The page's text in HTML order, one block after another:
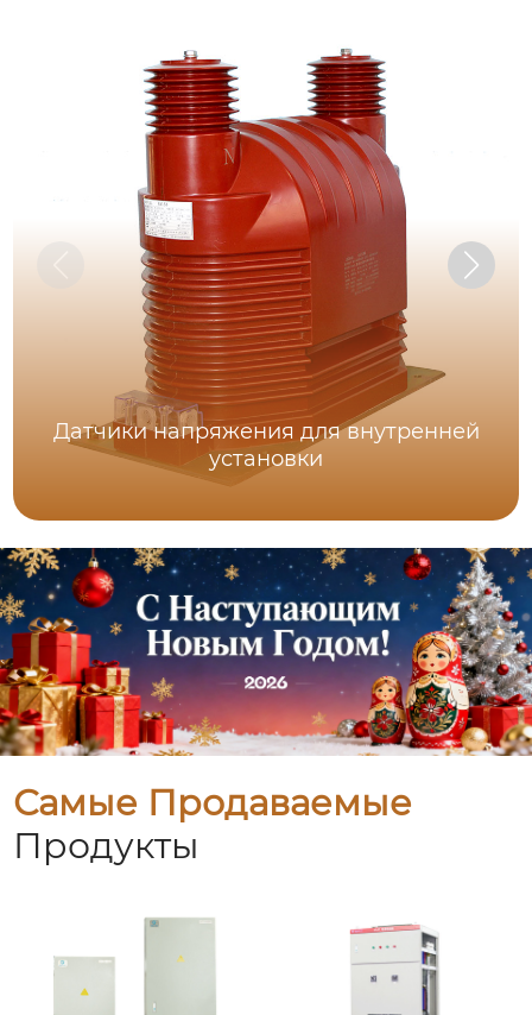
Датчики напряжения для внутренней
установки
Самые Продаваемые
Продукты